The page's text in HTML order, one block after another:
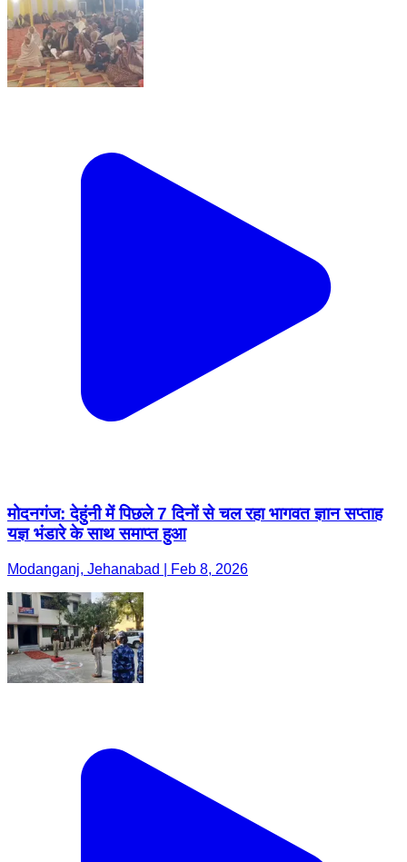
मोदनगंज: देहुंनी में पिछले 7 दिनों से चल रहा भागवत ज्ञान सप्ताह
यज्ञ भंडारे के साथ समाप्त हुआ
Modanganj, Jehanabad | Feb 8, 2026